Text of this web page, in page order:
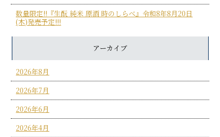
数量限定!!『生酛 純米 原酒 時のしらべ』令和8年8月20日
(木)発売予定!!!
アーカイブ
2026年8月
2026年7月
2026年6月
2026年4月